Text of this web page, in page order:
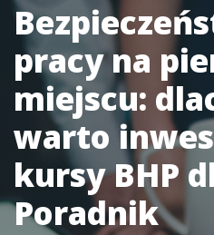
pracy na
miejscu:
warto
kursy BHP
Poradnik